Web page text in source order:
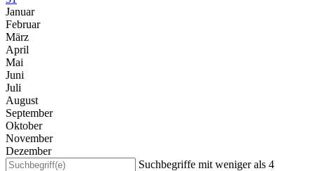
Januar
Februar
März
April
Mai
Juni
Juli
August
September
Oktober
November
Dezember
Suchbegriffe mit weniger als 4